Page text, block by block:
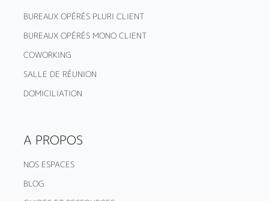
BUREAUX OPÉRÉS PLURI CLIENT
BUREAUX OPÉRÉS MONO CLIENT
COWORKING
SALLE DE RÉUNION
DOMICILIATION
A PROPOS
NOS ESPACES
BLOG